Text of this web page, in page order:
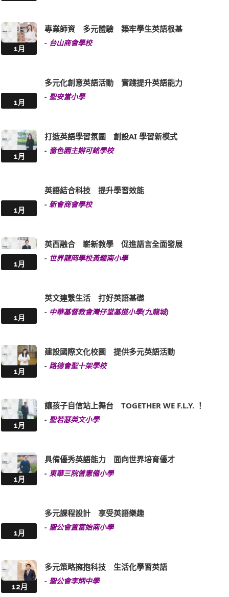
1月
專業師資 多元體驗 築牢學生英語根基
- 台山商會學校
1月
多元化創意英語活動 實踐提升英語能力
- 聖安當小學
1月
打造英語學習氛圍 創設AI 學習新模式
- 嗇色園主辦可銘學校
1月
英語結合科技 提升學習效能
- 新會商會學校
1月
英西融合 嶄新教學 促進語言全面發展
- 世界龍岡學校黃耀南小學
1月
英文連繫生活 打好英語基礎
- 中華基督教會灣仔堂基道小學(九龍城)
1月
建設國際文化校園 提供多元英語活動
- 路德會聖十架學校
1月
讓孩子自信站上舞台 TOGETHER WE F.L.Y. ！
- 聖若瑟英文小學
1月
具備優秀英語能力 面向世界培育優才
- 東華三院曾憲備小學
1月
多元課程設計 享受英語樂趣
- 聖公會置富始南小學
12月
多元策略擁抱科技 生活化學習英語
- 聖公會李炳中學